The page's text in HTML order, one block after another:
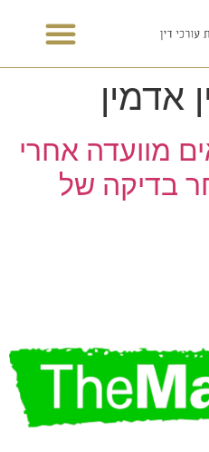
אדמין
מוועדה אחרי
בדיקה של